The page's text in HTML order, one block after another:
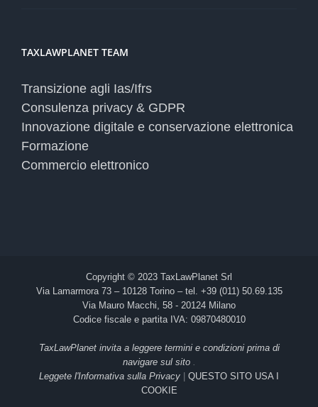
TAXLAWPLANET TEAM
Transizione agli Ias/Ifrs
Consulenza privacy & GDPR
Innovazione digitale e conservazione elettronica
Formazione
Commercio elettronico
Copyright © 2023 TaxLawPlanet Srl
Via Lamarmora 73 – 10128 Torino – tel. +39 (011) 50.69.135
Via Mauro Macchi, 58 - 20124 Milano
Codice fiscale e partita IVA: 09870480010
TaxLawPlanet invita a leggere termini e condizioni prima di
navigare sul sito
Leggete l'Informativa sulla Privacy | QUESTO SITO USA I
COOKIE